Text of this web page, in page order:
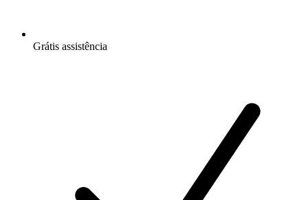
Grátis assistência